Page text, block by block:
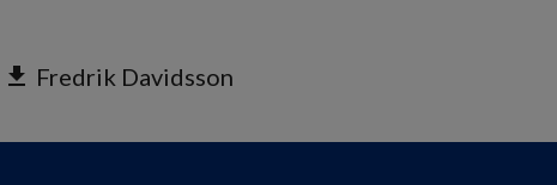
get_app Fredrik Davidsson